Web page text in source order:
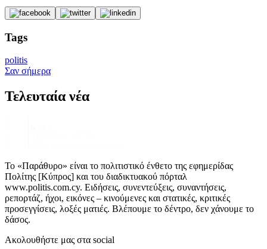
Tags
politis
Σαν σήμερα
Τελευταία νέα
Το «Παράθυρο» είναι το πολιτιστικό ένθετο της εφημερίδας
Πολίτης [Κύπρος] και του διαδικτυακού πόρταλ
www.politis.com.cy. Ειδήσεις, συνεντεύξεις, συναντήσεις,
ρεπορτάζ, ήχοι, εικόνες – κινούμενες και στατικές, κριτικές
προσεγγίσεις, λοξές ματιές. Βλέπουμε το δέντρο, δεν χάνουμε το
δάσος.
Ακολουθήστε μας στα social